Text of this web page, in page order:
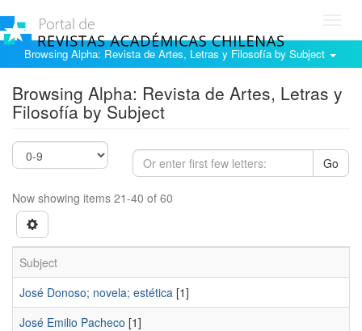
Browsing Alpha: Revista de Artes, Letras y Filosofía by Subject
Browsing Alpha: Revista de Artes, Letras y
Filosofía by Subject
Go
Now showing items 21-40 of 60
Subject
José Donoso; novela; estética [1]
José Emilio Pacheco [1]